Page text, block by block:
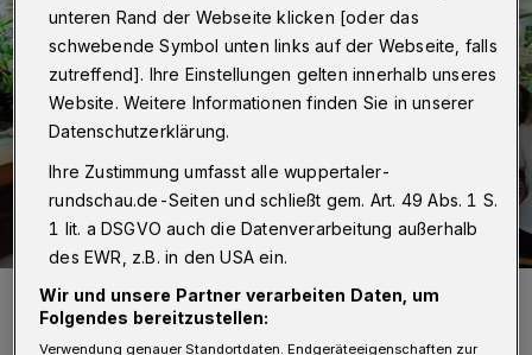
Blick ins Menschenaffenhaus des Grünen Zoos.
Foto: Grüner Zoo Wuppertal
unteren Rand der Webseite klicken [oder das
schwebende Symbol unten links auf der Webseite, falls
zutreffend]. Ihre Einstellungen gelten innerhalb unseres
Website. Weitere Informationen finden Sie in unserer
Datenschutzerklärung.
Ihre Zustimmung umfasst alle wuppertaler-
rundschau.de-Seiten und schließt gem. Art. 49 Abs. 1 S.
1 lit. a DSGVO auch die Datenverarbeitung außerhalb
des EWR, z.B. in den USA ein.
Wir und unsere Partner verarbeiten Daten, um
Folgendes bereitzustellen:
Verwendung genauer Standortdaten. Endgeräteeigenschaften zur